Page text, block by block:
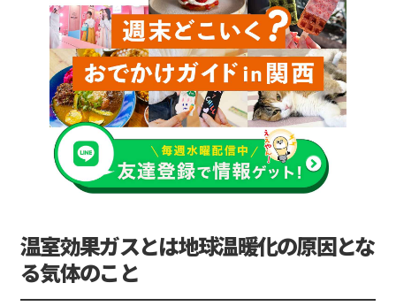
温室効果ガスとは地球温暖化の原因とな
る気体のこと